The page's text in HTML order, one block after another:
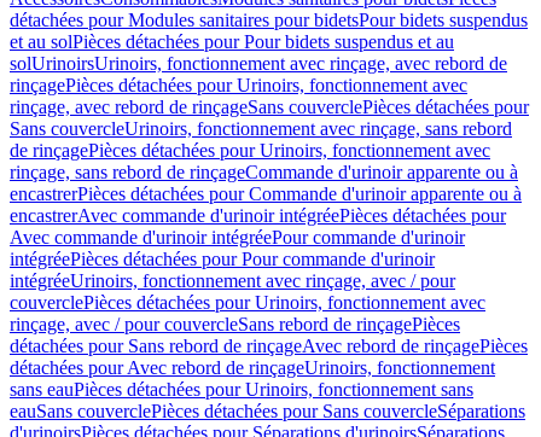
détachées pour Modules sanitaires pour bidetsPour bidets suspendus
et au solPièces détachées pour Pour bidets suspendus et au
solUrinoirsUrinoirs, fonctionnement avec rinçage, avec rebord de
rinçagePièces détachées pour Urinoirs, fonctionnement avec
rinçage, avec rebord de rinçageSans couverclePièces détachées pour
Sans couvercleUrinoirs, fonctionnement avec rinçage, sans rebord
de rinçagePièces détachées pour Urinoirs, fonctionnement avec
rinçage, sans rebord de rinçageCommande d'urinoir apparente ou à
encastrerPièces détachées pour Commande d'urinoir apparente ou à
encastrerAvec commande d'urinoir intégréePièces détachées pour
Avec commande d'urinoir intégréePour commande d'urinoir
intégréePièces détachées pour Pour commande d'urinoir
intégréeUrinoirs, fonctionnement avec rinçage, avec / pour
couverclePièces détachées pour Urinoirs, fonctionnement avec
rinçage, avec / pour couvercleSans rebord de rinçagePièces
détachées pour Sans rebord de rinçageAvec rebord de rinçagePièces
détachées pour Avec rebord de rinçageUrinoirs, fonctionnement
sans eauPièces détachées pour Urinoirs, fonctionnement sans
eauSans couverclePièces détachées pour Sans couvercleSéparations
d'urinoirsPièces détachées pour Séparations d'urinoirsSéparations